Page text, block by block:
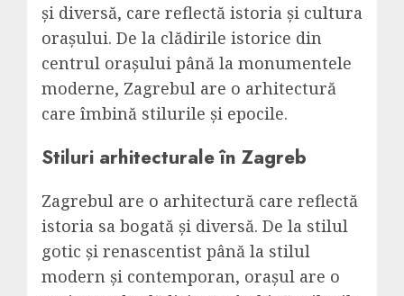
și diversă, care reflectă istoria și cultura
orașului. De la clădirile istorice din
centrul orașului până la monumentele
moderne, Zagrebul are o arhitectură
care îmbină stilurile și epocile.
Stiluri arhitecturale în Zagreb
Zagrebul are o arhitectură care reflectă
istoria sa bogată și diversă. De la stilul
gotic și renascentist până la stilul
modern și contemporan, orașul are o